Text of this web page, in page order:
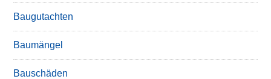
Baugutachten
Baumängel
Bauschäden